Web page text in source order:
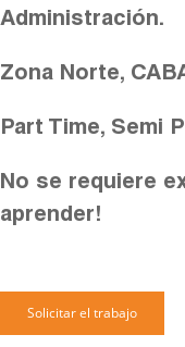
Administración.
Zona Norte,
Part Time, Semi
No se requiere
aprender!